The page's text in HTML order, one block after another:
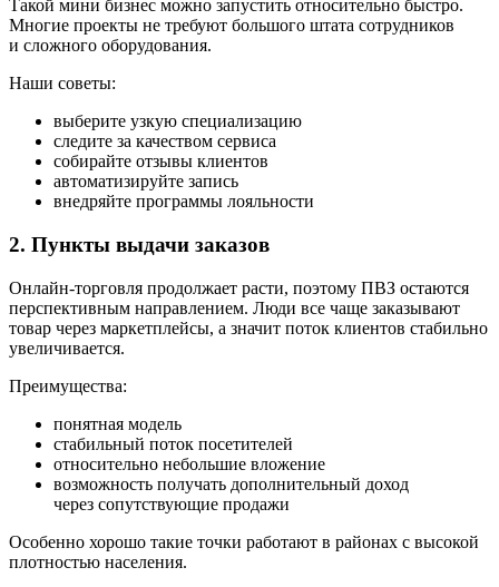
Такой мини бизнес можно запустить относительно быстро.
Многие проекты не требуют большого штата сотрудников
и сложного оборудования.
Наши советы:
выберите узкую специализацию
следите за качеством сервиса
собирайте отзывы клиентов
автоматизируйте запись
внедряйте программы лояльности
2. Пункты выдачи заказов
Онлайн-торговля продолжает расти, поэтому ПВЗ остаются
перспективным направлением. Люди все чаще заказывают
товар через маркетплейсы, а значит поток клиентов стабильно
увеличивается.
Преимущества:
понятная модель
стабильный поток посетителей
относительно небольшие вложение
возможность получать дополнительный доход
через сопутствующие продажи
Особенно хорошо такие точки работают в районах с высокой
плотностью населения.